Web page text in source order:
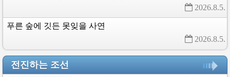
2026.8.5.
푸른 숲에 깃든 못잊을 사연
2026.8.5.
전진하는 조선